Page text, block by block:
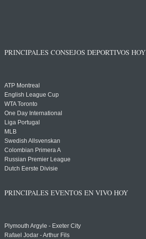
PRINCIPALES CONSEJOS DEPORTIVOS HOY
ATP Montreal
English League Cup
WTA Toronto
One Day International
Liga Portugal
MLB
Swedish Allsvenskan
Colombian Primera A
Russian Premier League
Dutch Eerste Divisie
PRINCIPALES EVENTOS EN VIVO HOY
Plymouth Argyle - Exeter City
Rafael Jodar - Arthur Fils